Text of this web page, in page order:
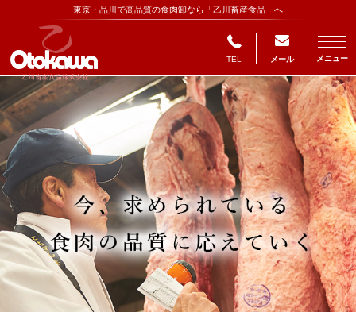
東京・品川で高品質の食肉卸なら「乙川畜産食品」へ
メニュー
TEL メール